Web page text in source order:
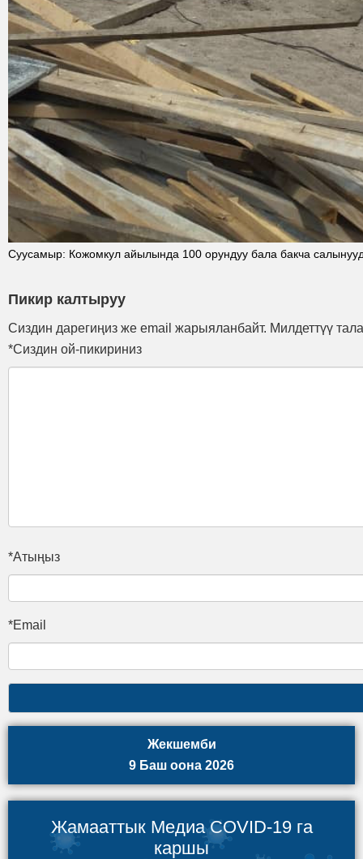
Суусамыр: Кожомкул айылында 100 орундуу бала бакча
Пикир калтыруу
Сиздин дарегиңиз же email жарыяланбайт. Милдеттүү
*Сиздин ой-пикириниз
*Атыңыз
*Email
Жекшемби
9 Баш оона 2026
Жамааттык Медиа COVID-19 га
каршы